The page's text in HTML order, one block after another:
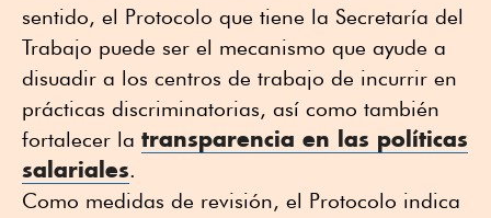
sentido, el Protocolo que tiene la Secretaría del
Trabajo puede ser el mecanismo que ayude a
disuadir a los centros de trabajo de incurrir en
prácticas discriminatorias, así como también
fortalecer la transparencia en las políticas
salariales.
Como medidas de revisión, el Protocolo indica